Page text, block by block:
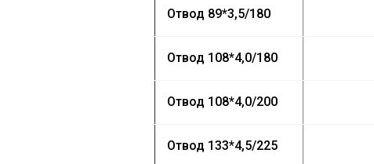
Отвод 89*3,5/180
Отвод 108*4,0/180
Отвод 108*4,0/200
Отвод 133*4,5/225